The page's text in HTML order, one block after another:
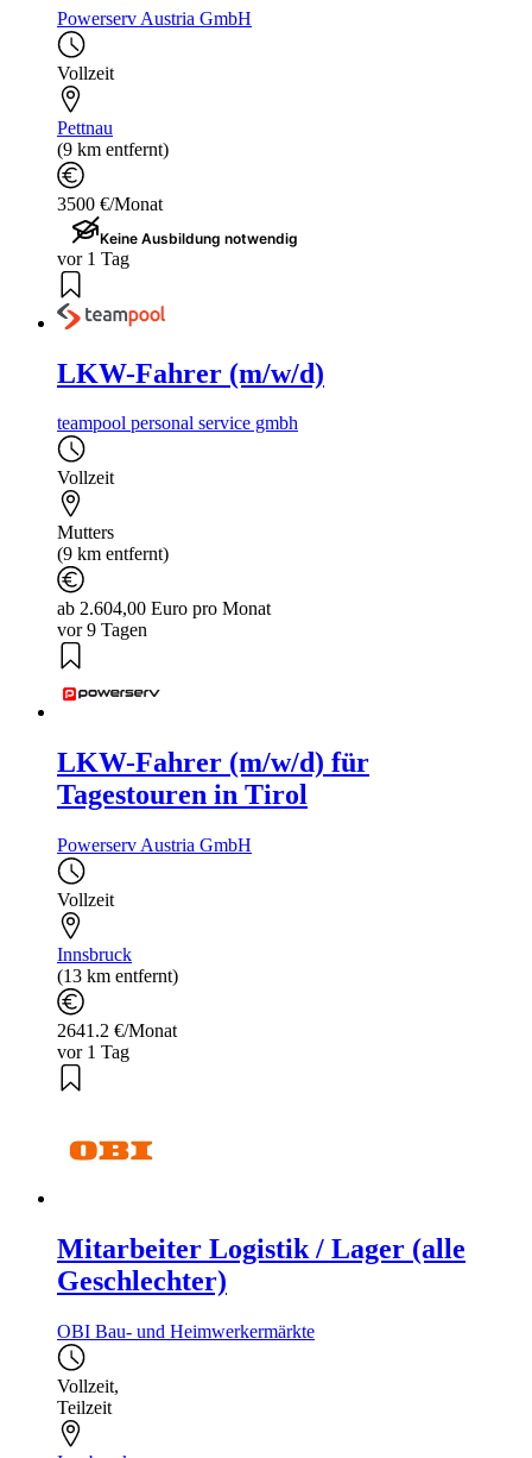
Powerserv Austria GmbH
Vollzeit
Pettnau
(9 km entfernt)
3500 €/Monat
Keine Ausbildung notwendig
vor 1 Tag
LKW-Fahrer (m/w/d)
teampool personal service gmbh
Vollzeit
Mutters
(9 km entfernt)
ab 2.604,00 Euro pro Monat
vor 9 Tagen
LKW-Fahrer (m/w/d) für
Tagestouren in Tirol
Powerserv Austria GmbH
Vollzeit
Innsbruck
(13 km entfernt)
2641.2 €/Monat
vor 1 Tag
Mitarbeiter Logistik / Lager (alle
Geschlechter)
OBI Bau- und Heimwerkermärkte
Vollzeit,
Teilzeit